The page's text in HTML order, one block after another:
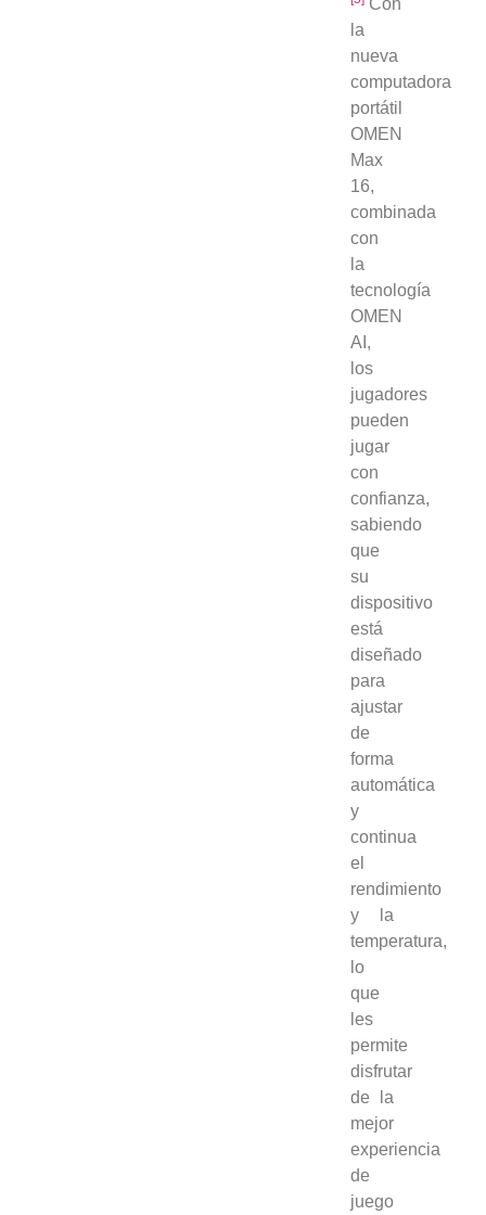
Con
la
nueva
computadora
portátil
OMEN
Max
16,
combinada
con
la
tecnología
OMEN
AI,
los
jugadores
pueden
jugar
con
confianza,
sabiendo
que
su
dispositivo
está
diseñado
para
ajustar
de
forma
automática
y
continua
el
rendimiento
y la
temperatura,
lo
que
les
permite
disfrutar
de la
mejor
experiencia
de
juego